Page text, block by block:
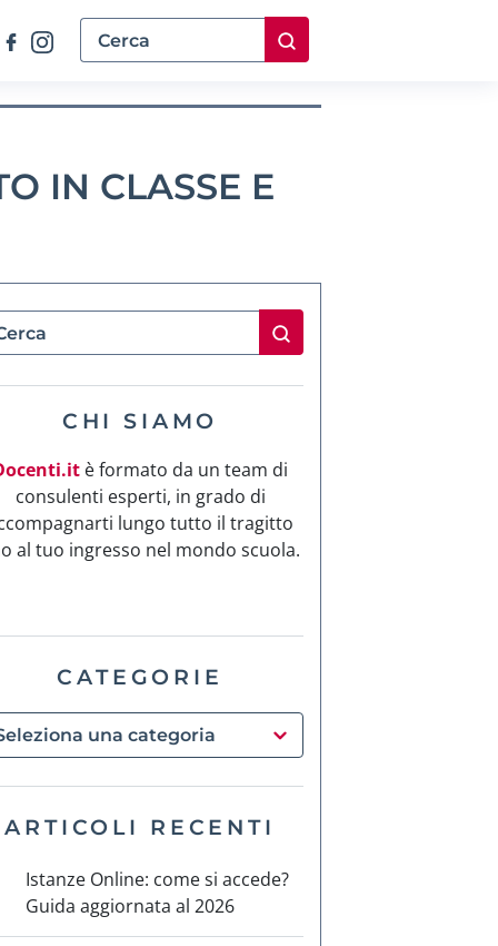
IN CLASSE E
CHI SIAMO
è formato da un team di
consulenti esperti, in grado di
lungo tutto il tragitto
al tuo ingresso nel mondo scuola.
CATEGORIE
ARTICOLI RECENTI
Istanze Online: come si accede?
Guida aggiornata al 2026